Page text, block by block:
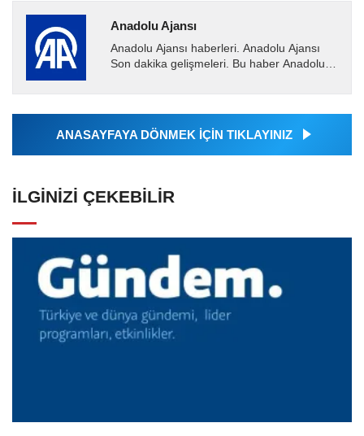
Anadolu Ajansı
Anadolu Ajansı haberleri. Anadolu Ajansı
Son dakika gelişmeleri. Bu haber Anadolu
Ajansı tarafından...
ANASAYFAYA DÖNMEK İÇİN TIKLAYINIZ
İLGINIZI ÇEKEBILIR